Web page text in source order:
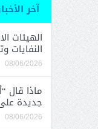
آخر
الهيئات
النفايات
08/06/2026
ماذا قال
جديدة على
08/06/2026